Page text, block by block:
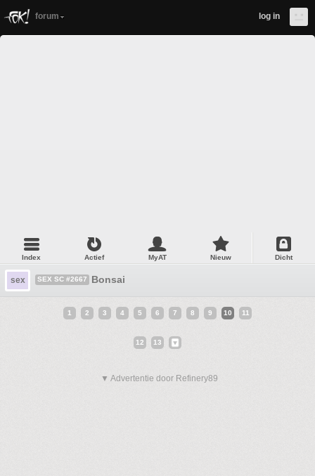
forum log in
Index Actief MyAT Nieuw Dicht
sex SEX SC #2667 Bonsai
1 2 3 4 5 6 7 8 9 10 11
12 13
▼ Advertentie door Refinery89